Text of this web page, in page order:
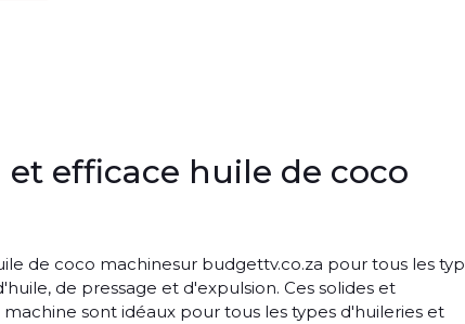
et efficace huile de coco
de coco machinesur budgettv.co.za pour tous les
de pressage et d'expulsion. Ces solides et
sont idéaux pour tous les types d'huileries et